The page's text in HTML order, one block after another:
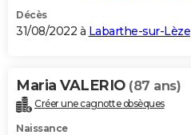
Décès
31/08/2022 à Labarthe-sur-Lèze
Maria VALERIO (87 ans)
Créer une cagnotte obsèques
Naissance